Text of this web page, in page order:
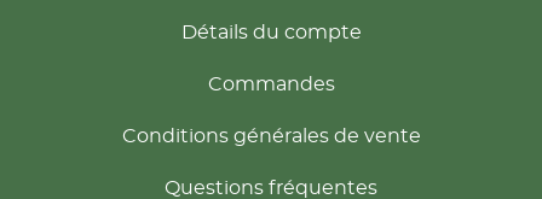
Détails du compte
Commandes
Conditions générales de vente
Questions fréquentes